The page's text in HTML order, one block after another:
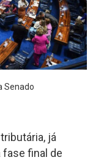
Senado
já
fase final de